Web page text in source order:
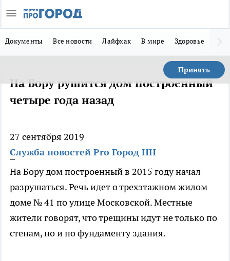
Документы Все новости Лайфхак В мире Здоровье
Принять
На Бору рушится дом построенный
четыре года назад
27 сентября 2019
Служба новостей Pro Город НН
На Бору дом построенный в 2015 году начал
разрушаться. Речь идет о трехэтажном жилом
доме № 41 по улице Московской. Местные
жители говорят, что трещины идут не только по
стенам, но и по фундаменту здания.